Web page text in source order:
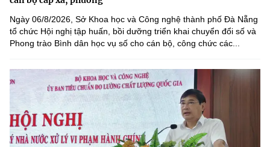
Ngày 06/8/2026, Sở Khoa học và Công nghệ thành phố Đà Nẵng
tổ chức Hội nghị tập huấn, bồi dưỡng triển khai chuyển đổi số và
Phong trào Bình dân học vụ số cho cán bộ, công chức các...